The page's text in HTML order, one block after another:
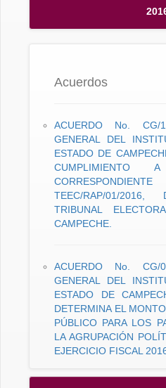
Acuerdos
ACUERDO No. CG/
GENERAL DEL
ESTADO DE
CUMPLIMIENTO
TEEC/RAP/01/
TRIBUNAL
CAMPECHE.
ACUERDO No. CG/
GENERAL DEL
ESTADO DE
DETERMINA EL
PÚBLICO PARA LOS
LA AGRUPACIÓN
EJERCICIO FISCAL